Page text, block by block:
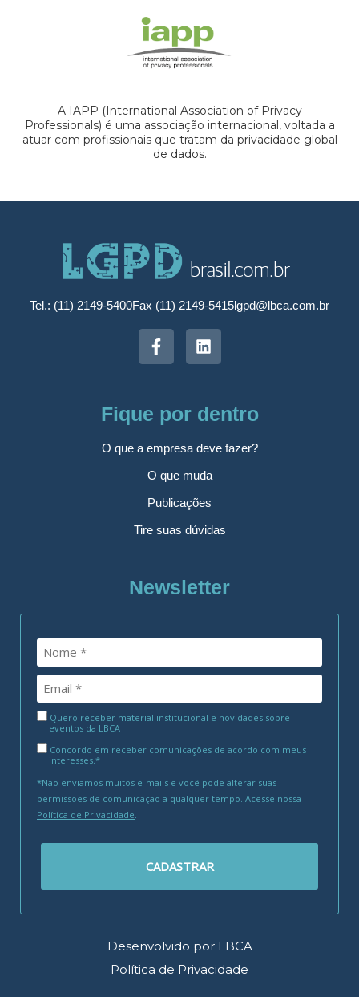
A IAPP (International Association of Privacy
Professionals) é uma associação internacional, voltada a
atuar com profissionais que tratam da privacidade global
de dados.
Tel.: (11) 2149-5400Fax (11) 2149-5415lgpd@lbca.com.br
Fique por dentro
O que a empresa deve fazer?
O que muda
Publicações
Tire suas dúvidas
Newsletter
Quero receber material institucional e novidades sobre
eventos da LBCA
Concordo em receber comunicações de acordo com meus
interesses.*
*Não enviamos muitos e-mails e você pode alterar suas
permissões de comunicação a qualquer tempo. Acesse nossa
Política de Privacidade.
CADASTRAR
Desenvolvido por LBCA
Política de Privacidade